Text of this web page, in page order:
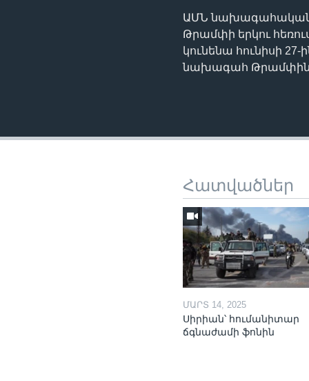
ԱՄՆ նախագահական
Թրամփի երկու
կունենա հունիսի
նախագահ Թրամփին
Հատվածներ
ՄԱՐՏ 14, 2025
Սիրիան՝ հումանիտար
ճգնաժամի ֆոնին